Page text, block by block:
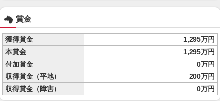
賞金
獲得賞金
1,295万円
本賞金
1,295万円
付加賞金
0万円
収得賞金（平地）
200万円
収得賞金（障害）
0万円